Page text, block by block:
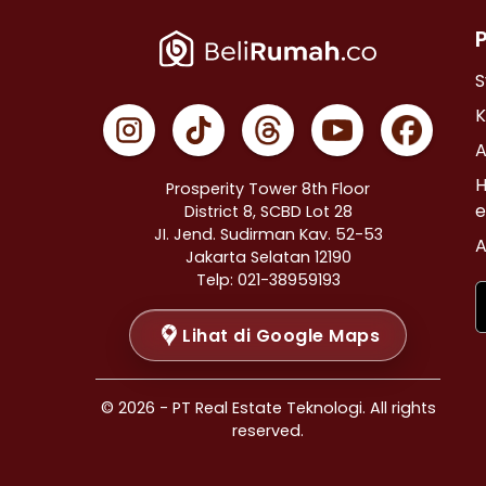
Properti Dijual di Johar Baru >
Properti Dijual di Menteng >
Properti Dijual di Tanah Abang >
Properti Dijual di Kramat >
Properti Dijual di Bendungan Hilir >
Properti Dijual di Jakarta Selatan >
Properti Dijual di Cilandak >
Properti Dijual di Gandaria Selatan >
Properti Dijual di Cipete Selatan >
Properti Dijual di Lenteng Agung >
Properti Dijual di Pondok Pinang >
Properti Dijual di Kebayoran Baru >
Properti Dijual di Mampang Prapatan >
Prosperity Tower 8th Floor
District 8, SCBD Lot 28
JI. Jend. Sudirman Kav. 52-53
Jakarta Selatan 12190
Telp: 021-38959193
Lihat di Google Maps
© 2026 - PT Real Estate Teknologi. All rights
reserved.